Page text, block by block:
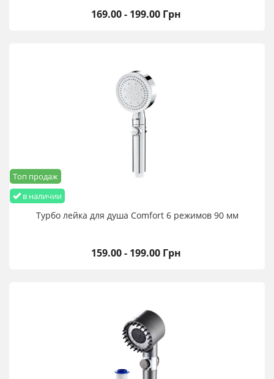
169.00 - 199.00 Грн
в наличии
Топ продаж
Турбо лейка для душа Comfort 6 режимов 90 мм
159.00 - 199.00 Грн